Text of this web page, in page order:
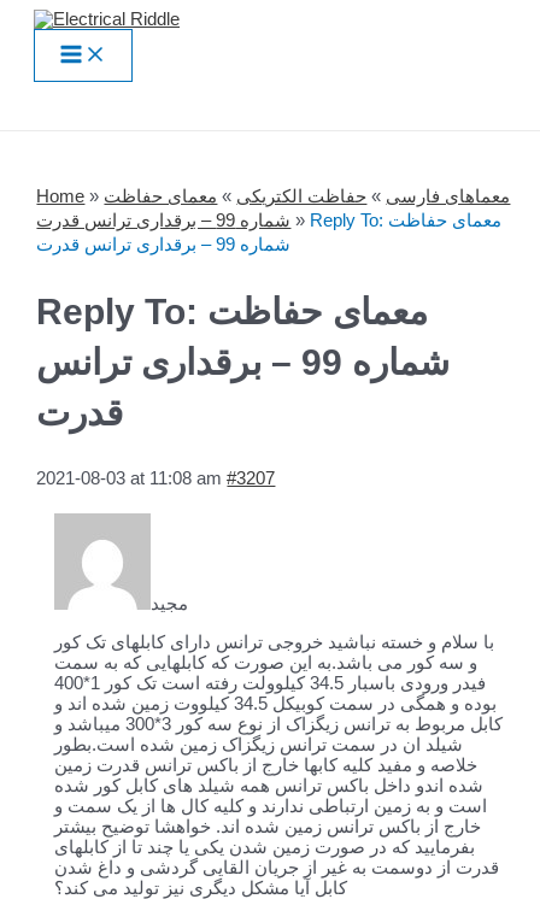
Skip
contentMain
Menu
Home » معماهای فارسی » حفاظت الکتریکی » معمای حفاظت
شماره 99 – برقداری ترانس قدرت » Reply To: معمای حفاظت
شماره 99 – برقداری ترانس قدرت
Reply To: معمای حفاظت
شماره 99 – برقداری ترانس
قدرت
2021-08-03 at 11:08 am #3207
مجید
با سلام و خسته نباشید خروجی ترانس دارای کابلهای تک کور
و سه کور می باشد.به این صورت که کابلهایی که به سمت
فیدر ورودی باسبار 34.5 کیلوولت رفته است تک کور 1*400
بوده و همگی در سمت کوبیکل 34.5 کیلووت زمین شده اند و
کابل مربوط به ترانس زیگزاک از نوع سه کور 3*300 میباشد و
شیلد ان در سمت ترانس زیگزاک زمین شده است.بطور
خلاصه و مفید کلیه کابها خارج از باکس ترانس قدرت زمین
شده اندو داخل باکس ترانس همه شیلد های کابل کور شده
است و به زمین ارتباطی ندارند و کلیه کال ها از یک سمت و
خارج از باکس ترانس زمین شده اند. خواهشا توضیح بیشتر
بفرمایید که در صورت زمین شدن یکی یا چند تا از کابلهای
قدرت از دوسمت به غیر از جریان القایی گردشی و داغ شدن
کابل آیا مشکل دیگری نیز تولید می کند؟